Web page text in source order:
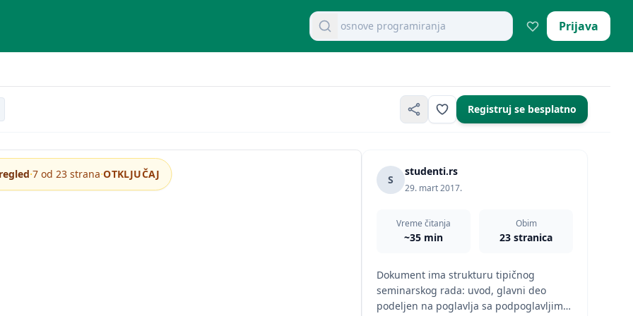
Pretraži dokumente Prijava
Registruj se besplatno
·7 od 23 strana·OTKLJUČAJ S
studenti.rs
29. mart 2017.
Vreme čitanja
~35 min
Obim
23 stranica
Dokument ima strukturu tipičnog
seminarskog rada: uvod, glavni deo
podeljen na poglavlja sa podpoglavljima,